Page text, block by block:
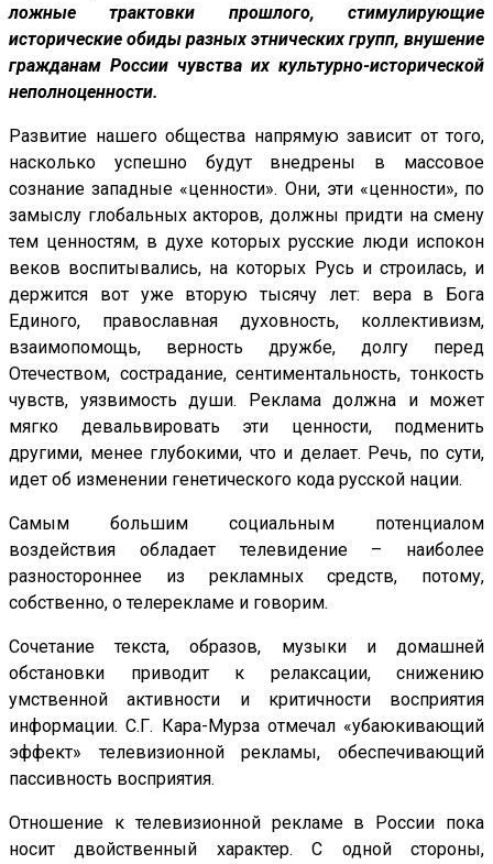
ложные трактовки прошлого, стимулирующие
исторические обиды разных этнических групп, внушение
гражданам России чувства их культурно-исторической
неполноценности.
Развитие нашего общества напрямую зависит от того,
насколько успешно будут внедрены в массовое
сознание западные «ценности». Они, эти «ценности», по
замыслу глобальных акторов, должны придти на смену
тем ценностям, в духе которых русские люди испокон
веков воспитывались, на которых Русь и строилась, и
держится вот уже вторую тысячу лет: вера в Бога
Единого, православная духовность, коллективизм,
взаимопомощь, верность дружбе, долгу перед
Отечеством, сострадание, сентиментальность, тонкость
чувств, уязвимость души. Реклама должна и может
мягко девальвировать эти ценности, подменить
другими, менее глубокими, что и делает. Речь, по сути,
идет об изменении генетического кода русской нации.
Самым большим социальным потенциалом
воздействия обладает телевидение – наиболее
разностороннее из рекламных средств, потому,
собственно, о телерекламе и говорим.
Сочетание текста, образов, музыки и домашней
обстановки приводит к релаксации, снижению
умственной активности и критичности восприятия
информации. С.Г. Кара-Мурза отмечал «убаюкивающий
эффект» телевизионной рекламы, обеспечивающий
пассивность восприятия.
Отношение к телевизионной рекламе в России пока
носит двойственный характер. С одной стороны,